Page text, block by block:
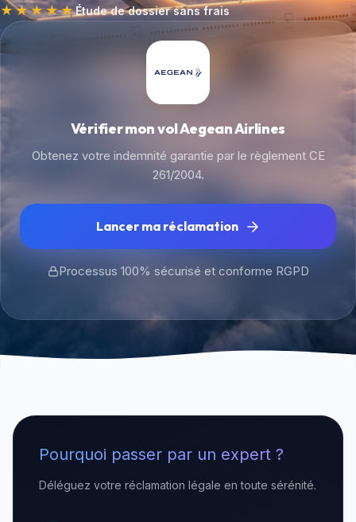
★★★★★Étude de dossier sans frais
Vérifier mon vol Aegean Airlines
Obtenez votre indemnité garantie par le règlement CE
261/2004.
Lancer ma réclamation
Processus 100% sécurisé et conforme RGPD
Pourquoi passer par un expert ?
Déléguez votre réclamation légale en toute sérénité.